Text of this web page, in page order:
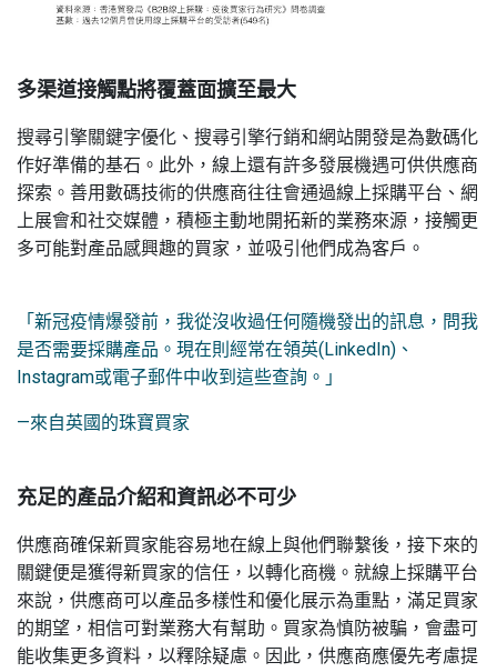
多渠道接觸點將覆蓋面擴至最大
搜尋引擎關鍵字優化、搜尋引擎行銷和網站開發是為數碼化
作好準備的基石。此外，線上還有許多發展機遇可供供應商
探索。善用數碼技術的供應商往往會通過線上採購平台、網
上展會和社交媒體，積極主動地開拓新的業務來源，接觸更
多可能對產品感興趣的買家，並吸引他們成為客戶。
「新冠疫情爆發前，我從沒收過任何隨機發出的訊息，問我
是否需要採購產品。現在則經常在領英(LinkedIn)、
Instagram或電子郵件中收到這些查詢。」
—來自英國的珠寶買家
充足的產品介紹和資訊必不可少
供應商確保新買家能容易地在線上與他們聯繫後，接下來的
關鍵便是獲得新買家的信任，以轉化商機。就線上採購平台
來說，供應商可以產品多樣性和優化展示為重點，滿足買家
的期望，相信可對業務大有幫助。買家為慎防被騙，會盡可
能收集更多資料，以釋除疑慮。因此，供應商應優先考慮提